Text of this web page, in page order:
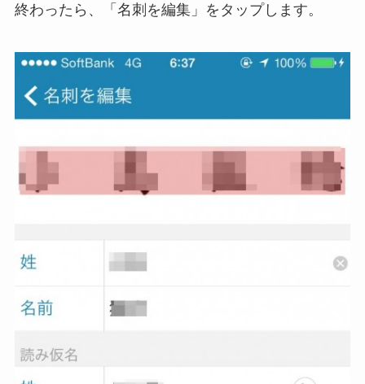
終わったら、「名刺を編集」をタップします。